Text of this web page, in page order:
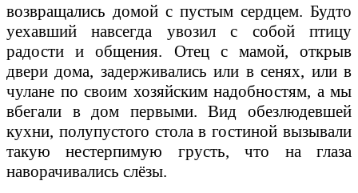
возвращались домой с пустым сердцем. Будто
уехавший навсегда увозил с собой птицу
радости и общения. Отец с мамой, открыв
двери дома, задерживались или в сенях, или в
чулане по своим хозяйским надобностям, а мы
вбегали в дом первыми. Вид обезлюдевшей
кухни, полупустого стола в гостиной вызывали
такую нестерпимую грусть, что на глаза
наворачивались слёзы.